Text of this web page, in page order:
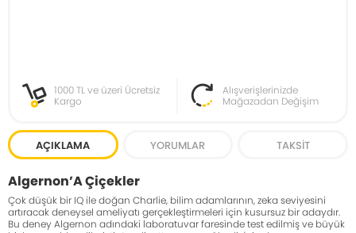
1000 TL ve üzeri Ücretsiz
Kargo
Alışverişlerinizde
Mağazadan Değişim
AÇIKLAMA YORUMLAR TAKSIT
Algernon’A Çiçekler
Çok düşük bir IQ ile doğan Charlie, bilim adamlarının, zeka seviyesini
artıracak deneysel ameliyatı gerçekleştirmeleri için kusursuz bir adaydır.
Bu deney Algernon adındaki laboratuvar faresinde test edilmiş ve büyük